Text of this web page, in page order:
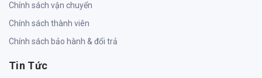
Chính sách vận chuyển
Chính sách thành viên
Chính sách bảo hành & đổi trả
Tin Tức